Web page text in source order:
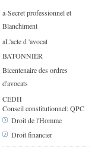
a-Secret professionnel et
Blanchiment
aL'acte d 'avocat
BATONNIER
Bicentenaire des ordres
d'avocats
CEDH
Conseil constitutionnel: QPC
Droit de l'Homme
Droit financier